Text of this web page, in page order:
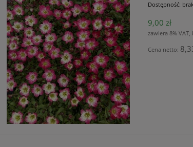
Dostępność:
9,00 zł
zawiera 8%
Cena netto: